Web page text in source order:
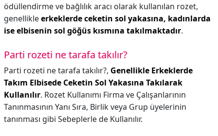
ödüllendirme ve bağlılık aracı olarak kullanılan rozet,
genellikleerkeklerde ceketin sol yakasına, kadınlarda
ise elbisenin sol göğüs kısmına takılmaktadır.
Parti rozeti ne tarafa takılır?
Parti rozeti ne tarafa takılır?, Genellikle Erkeklerde
Takım Elbisede Ceketin Sol Yakasına Takılarak
Kullanılır. Rozet Kullanımı Firma ve Çalışanlarının
Tanınmasının Yanı Sıra, Birlik veya Grup üyelerinin
tanınması gibi Sebeplerle de Kullanılır.